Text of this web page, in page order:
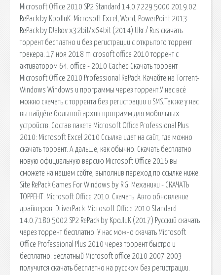
Microsoft Office 2010 SP2 Standard 14.0.7229.5000 2019.02
RePack by KpoJIuK. Microsoft Excel, Word, PowerPoint 2013
RePack by D!akov x32bit/x64bit (2014) Ukr / Rus скачать
торрент бесплатно и без регистрации с открытого торрент
трекера. 17 ноя 2018 microsoft office 2010 торрент с
активатором 64. office - 2010 Cached Скачать торрент
Microsoft Office 2010 Professional RePack. Качайте на Torrent-
Windows Windows и программы через торрент.У нас всё
можно скачать с торрента без регистрации и SMS.Так же у нас
вы найдёте большой архив программ для мобильных
устройств. Состав пакета Microsoft Office Professional Plus
2010: Microsoft Excel 2010 Ссылка идет на сайт, где можно
скачать торрент. А дальше, как обычно. Скачать бесплатно
новую официальную версию Microsoft Office 2016 вы
сможете на нашем сайте, выполнив переход по ссылке ниже.
Site RePack Games For Windows by R.G. Механики - СКАЧАТЬ
ТОРРЕНТ. Microsoft Office 2010. Скачать. Авто обновление
драйверов. DriverPack. Microsoft Office 2010 Standard
14.0.7180.5002 SP2 RePack by KpoJIuK (2017) Русский скачать
через торрент бесплатно. У нас можно скачать Microsoft
Office Professional Plus 2010 через торрент быстро и
бесплатно. Беслатный Microsoft office 2010 2007 2003
получится скачать бесплатно на русском без регистрации.